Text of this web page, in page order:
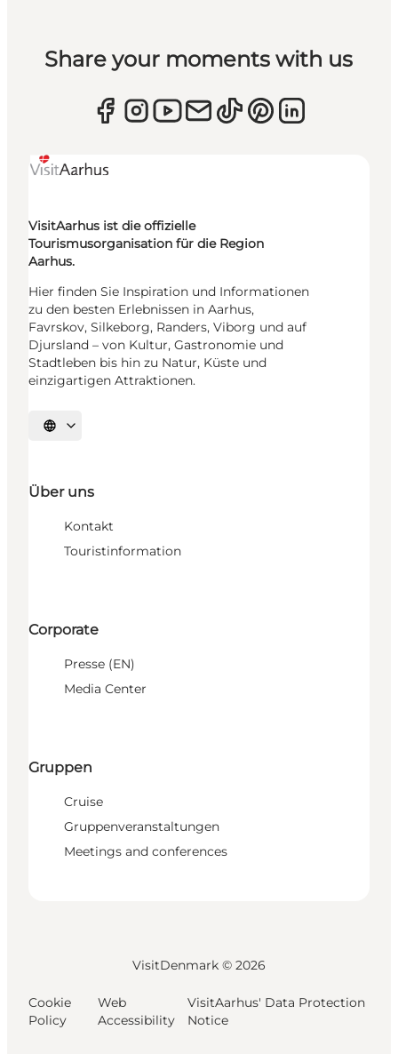
Share your moments with us
VisitAarhus ist die offizielle
Tourismusorganisation für die Region
Aarhus.
Hier finden Sie Inspiration und Informationen
zu den besten Erlebnissen in Aarhus,
Favrskov, Silkeborg, Randers, Viborg und auf
Djursland – von Kultur, Gastronomie und
Stadtleben bis hin zu Natur, Küste und
einzigartigen Attraktionen.
Sprache auswählen
Über uns
Kontakt
Touristinformation
Corporate
Presse (EN)
Media Center
Gruppen
Cruise
Gruppenveranstaltungen
Meetings and conferences
VisitDenmark © 2026
Cookie
Policy
Web
Accessibility
VisitAarhus' Data Protection
Notice